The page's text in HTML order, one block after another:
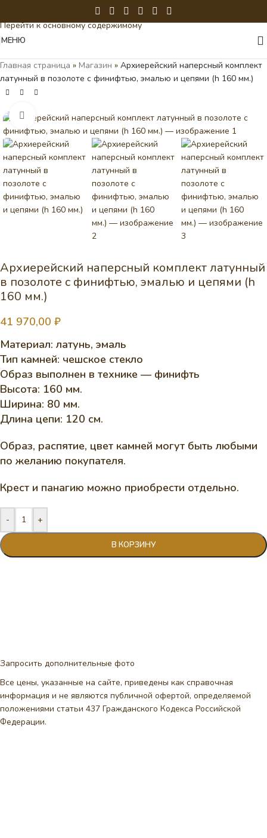
Перейти к основному содержимому
МЕНЮ
Главная страница » Магазин » Архиерейский наперсный комплект
латунный в позолоте с финифтью, эмалью и цепями (h 160 мм.)
Нажмите, чтобы увеличить
Архиерейский наперсный комплект латунный
в позолоте с финифтью, эмалью и цепями (h
160 мм.)
41 970,00 ₽
Материал: латунь, эмаль
Тип камней: чешское стекло
Образ выполнен в технике — финифть
Высота: 160 мм.
Ширина: 80 мм.
Длина цепи: 120 см.
Образ, распятие, цвет камней могут быть любыми
по желанию покупателя.
Крест и панагию можно приобрести отдельно.
- +
В КОРЗИНУ
Запросить дополнительные фото
Все цены, указанные на сайте, приведены как справочная
информация и не являются публичной офертой, определяемой
положениями статьи 437 Гражданского Кодекса Российской
Федерации.